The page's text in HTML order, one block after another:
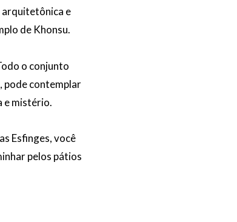
arquitetônica e
de Khonsu.
o conjunto
pode contemplar
e mistério.
Esfinges, você
pelos pátios